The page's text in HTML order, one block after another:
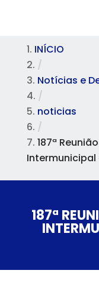
INÍCIO
/
Notícias e
/
noticias
/
187ª
Intermunicipal
187ª